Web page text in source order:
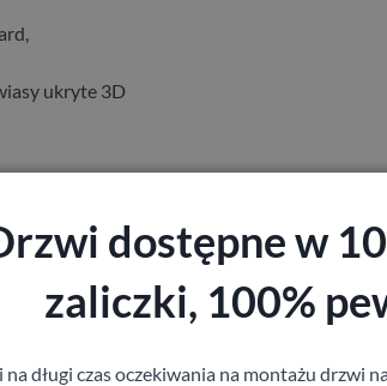
ukryte 3D
z pomocy Doradcy przy
dostępne w
zaliczki, 100%
na długi czas oczekiwania na montażu drzwi